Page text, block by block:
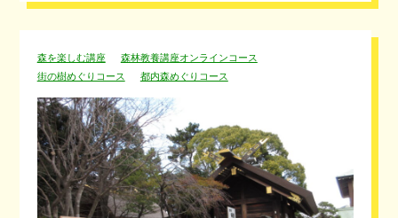
森を楽しむ講座
森林教養講座オンラインコース
街の樹めぐりコース
都内森めぐりコース